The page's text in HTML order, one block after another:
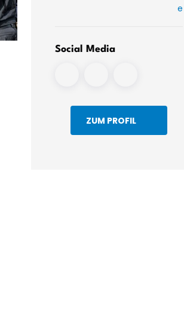
e
Social Media
ZUM PROFIL